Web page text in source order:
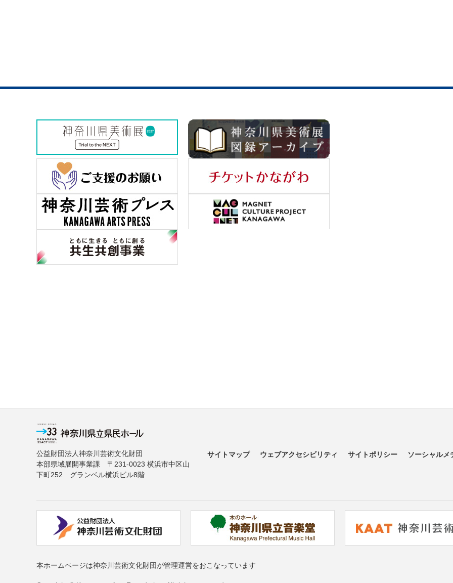
公益財団法人神奈川芸術文化財団
本部県域展開事業課 〒231-0023 横浜市中区山
下町252 グランベル横浜ビル8階
サイトマップ ウェブアクセシビリティ サイトポリシー ソーシャルメ
本ホームページは神奈川芸術文化財団が管理運営をおこなっています